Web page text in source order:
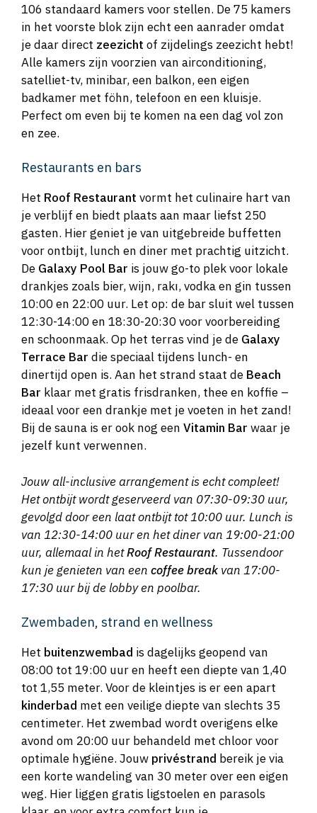
106 standaard kamers voor stellen. De 75 kamers
in het voorste blok zijn echt een aanrader omdat
je daar direct zeezicht of zijdelings zeezicht hebt!
Alle kamers zijn voorzien van airconditioning,
satelliet-tv, minibar, een balkon, een eigen
badkamer met föhn, telefoon en een kluisje.
Perfect om even bij te komen na een dag vol zon
en zee.
Restaurants en bars
Het Roof Restaurant vormt het culinaire hart van
je verblijf en biedt plaats aan maar liefst 250
gasten. Hier geniet je van uitgebreide buffetten
voor ontbijt, lunch en diner met prachtig uitzicht.
De Galaxy Pool Bar is jouw go-to plek voor lokale
drankjes zoals bier, wijn, rakı, vodka en gin tussen
10:00 en 22:00 uur. Let op: de bar sluit wel tussen
12:30-14:00 en 18:30-20:30 voor voorbereiding
en schoonmaak. Op het terras vind je de Galaxy
Terrace Bar die speciaal tijdens lunch- en
dinertijd open is. Aan het strand staat de Beach
Bar klaar met gratis frisdranken, thee en koffie –
ideaal voor een drankje met je voeten in het zand!
Bij de sauna is er ook nog een Vitamin Bar waar je
jezelf kunt verwennen.
Jouw all-inclusive arrangement is echt compleet!
Het ontbijt wordt geserveerd van 07:30-09:30 uur,
gevolgd door een laat ontbijt tot 10:00 uur. Lunch is
van 12:30-14:00 uur en het diner van 19:00-21:00
uur, allemaal in hetRoof Restaurant. Tussendoor
kun je genieten van een coffee break van 17:00-
17:30 uur bij de lobby en poolbar.
Zwembaden, strand en wellness
Het buitenzwembad is dagelijks geopend van
08:00 tot 19:00 uur en heeft een diepte van 1,40
tot 1,55 meter. Voor de kleintjes is er een apart
kinderbad met een veilige diepte van slechts 35
centimeter. Het zwembad wordt overigens elke
avond om 20:00 uur behandeld met chloor voor
optimale hygiëne. Jouw privéstrand bereik je via
een korte wandeling van 30 meter over een eigen
weg. Hier liggen gratis ligstoelen en parasols